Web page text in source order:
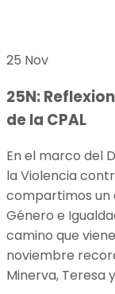
25 Nov
25N:
de la CPAL
En el marco del
la Violencia
compartimos un
Género e
camino que
noviembre
Minerva, Teresa